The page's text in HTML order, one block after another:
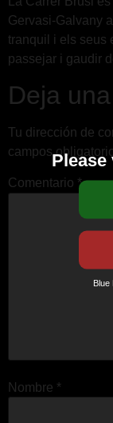
Gervasi-Galvany
tranquil i els seus
passejar i gaudir
Deja
Tu dirección de
campos
Comentario *
Nombre *
Please
Blue